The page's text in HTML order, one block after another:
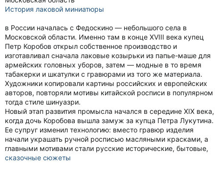
История лаковой миниатюры
в России началась с Федоскино — небольшого села в
Московской области. Именно там в конце XVIII века купец
Петр Коробов открыл собственное производство и
изготавливал сначала лаковые козырьки из папье-маше для
армейских головных уборов, затем — модные в то время
табакерки и шкатулки с гравюрами из того же материала.
Художники копировали картины российских и европейских
авторов, повторяли мотивы китайской росписи в популярном
тогда стиле шинуазри.
Новый этап развития промысла начался в середине XIX века,
когда дочь Коробова вышла замуж за купца Петра Лукутина.
Ее супруг изменил технологию: вместо гравюр изделия
начали украшать ручной росписью масляными красками, а
главными мотивами стали русские исторические, бытовые,
сказочные сюжеты